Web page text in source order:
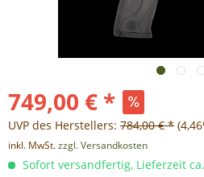
749,00 € *
UVP des Herstellers: 784,00 € *
inkl. MwSt.zzgl. Versandkosten
Sofort versandfertig, Lieferzeit